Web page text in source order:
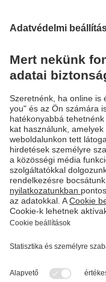
Induktív
Az ipari
nélkülözhetetlenek.
kapcsolókkal
munkafolyamatok,
és kapcsolási